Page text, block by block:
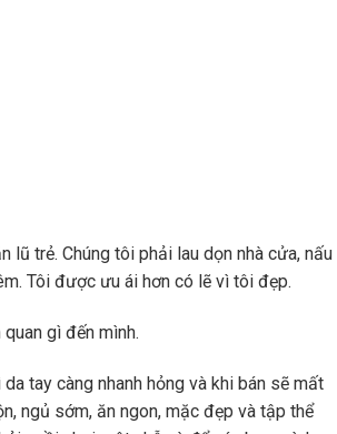
lũ trẻ. Chúng tôi phải lau dọn nhà cửa, nấu
Tôi được ưu ái hơn có lẽ vì tôi đẹp.
gì đến mình.
tay càng nhanh hỏng và khi bán sẽ mất
ngủ sớm, ăn ngon, mặc đẹp và tập thể